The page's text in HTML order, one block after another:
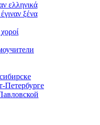
ελληνικά
ξένα
Петербурге